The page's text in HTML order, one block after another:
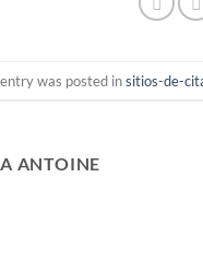
was posted insitios-de-
ANTOINE